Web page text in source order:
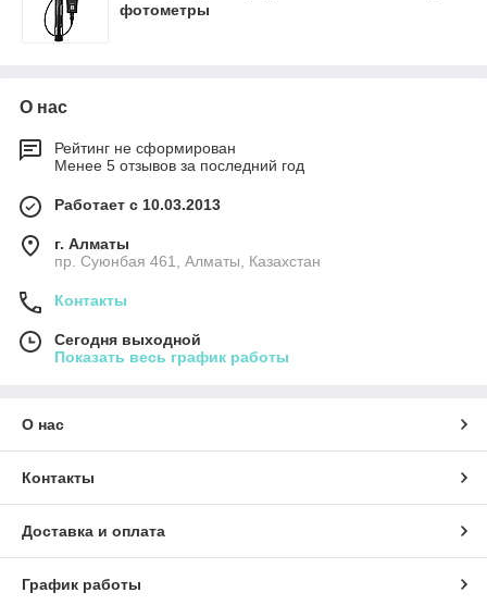
фотометры
О нас
Рейтинг не сформирован
Менее 5 отзывов за последний год
Работает с 10.03.2013
г. Алматы
пр. Суюнбая 461, Алматы, Казахстан
Контакты
Сегодня выходной
Показать весь график работы
О нас
Контакты
Доставка и оплата
График работы